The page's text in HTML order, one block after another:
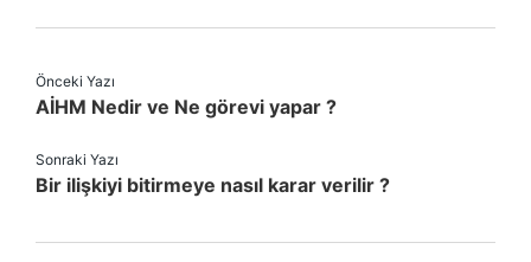
Önceki Yazı
AİHM Nedir ve Ne görevi yapar ?
Sonraki Yazı
Bir ilişkiyi bitirmeye nasıl karar verilir ?